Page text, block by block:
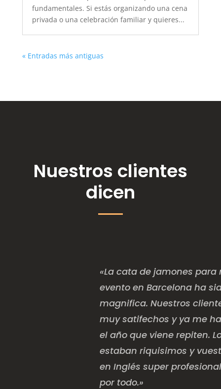
fundamentales. Si estás organizando una cena
privada o una celebración familiar y quieres...
« Entradas más antiguas
Nuestros clientes
dicen
«La cata de jamones para
evento en Barcelona ha
magnifica. Nuestros
muy satifechos y ya me
el año que viene repiten.
estaban riquisimos y
en Inglés super
por todo.»